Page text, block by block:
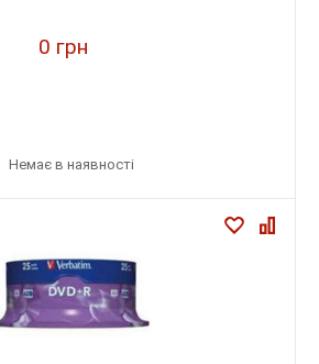
0 грн
Немає в наявності